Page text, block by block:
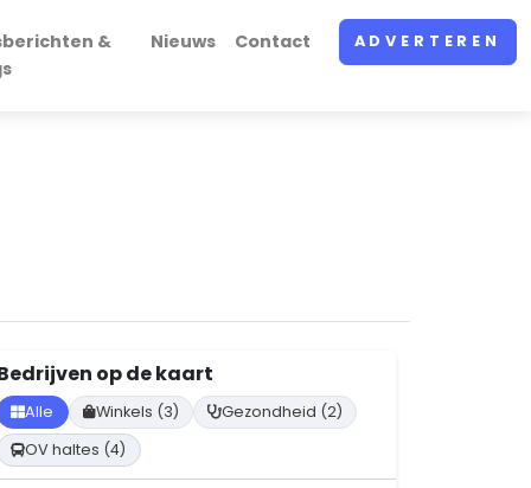
&
Nieuws Contact ADVERTEREN
op de kaart
Alle Winkels (3)
Gezondheid (2)
OV haltes (4)